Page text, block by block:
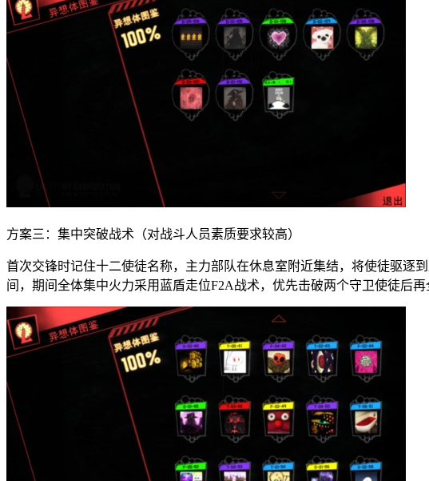
方案三：集中突破战术（对战斗人员素质要求较高）
首次交锋时记住十二使徒名称，主力部队在休息室附近集结，将使徒驱逐
间，期间全体集中火力采用蓝盾走位F2A战术，优先击破两个守卫使徒后